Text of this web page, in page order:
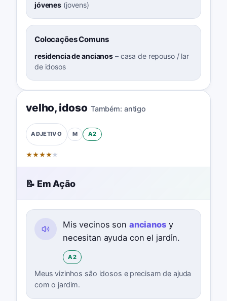
jóvenes (jovens)
Colocações Comuns
residencia de ancianos – casa de repouso / lar
de idosos
velho, idoso Também: antigo
ADJETIVO M A2
★★★★★
📝 Em Ação
Mis vecinos son ancianosy
necesitan ayuda con el jardín.
A2
Meus vizinhos são idosos e precisam de ajuda
com o jardim.